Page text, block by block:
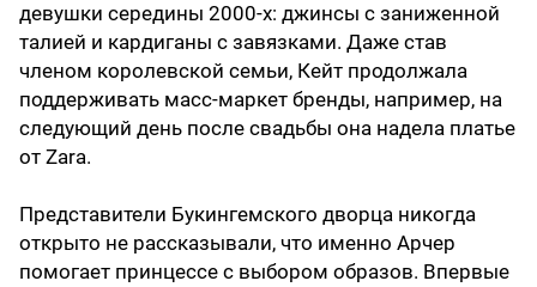
девушки середины 2000-х: джинсы с заниженной
талией и кардиганы с завязками. Даже став
членом королевской семьи, Кейт продолжала
поддерживать масс-маркет бренды, например, на
следующий день после свадьбы она надела платье
от Zara.
Представители Букингемского дворца никогда
открыто не рассказывали, что именно Арчер
помогает принцессе с выбором образов. Впервые